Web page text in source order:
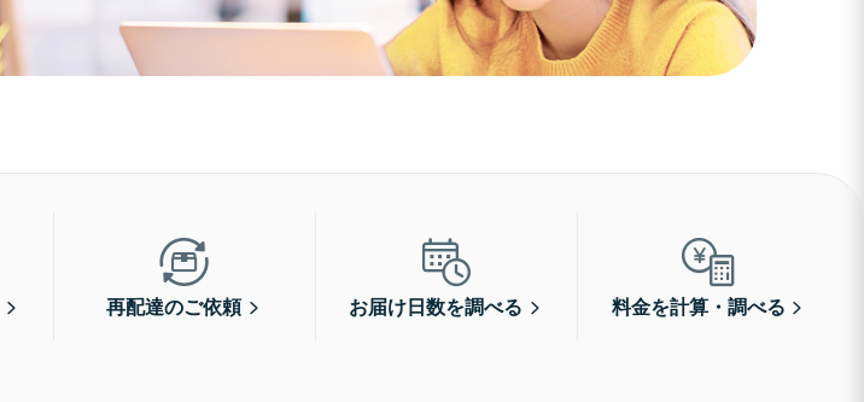
再配達のご依頼 お届け日数を調べる 料金を計算・調べる